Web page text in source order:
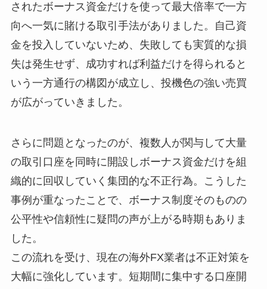
されたボーナス資金だけを使って最大倍率で一方
向へ一気に賭ける取引手法がありました。自己資
金を投入していないため、失敗しても実質的な損
失は発生せず、成功すれば利益だけを得られると
いう一方通行の構図が成立し、投機色の強い売買
が広がっていきました。
さらに問題となったのが、複数人が関与して大量
の取引口座を同時に開設しボーナス資金だけを組
織的に回収していく集団的な不正行為。こうした
事例が重なったことで、ボーナス制度そのものの
公平性や信頼性に疑問の声が上がる時期もありま
した。
この流れを受け、現在の海外FX業者は不正対策を
大幅に強化しています。短期間に集中する口座開